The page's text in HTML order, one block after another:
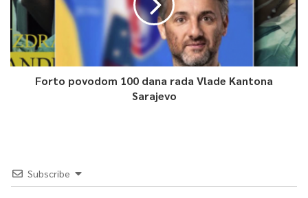
na čvrsto gorivo sa toplotnim pumpama.
Detaljne upute o narednim koracima i rokovima, korisnici (oni
kojima je odobrena subvencija) će dobiti putem pošte na kućnu
adresu u roku od 15 dana od dana objavljivanja ove rang liste.
Korisnici, kojima je odobrena subvencija, a ne dobiju pismo u
koji će biti navedeni u obavijesti, subvencija će se otkazati, a
Forto povodom 100 dana rada Vlade Kantona
Sarajevo
Subscribe